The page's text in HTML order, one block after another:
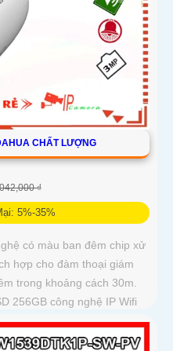
CHẤT LƯỢNG
₫
5%-35%
có màu ban đêm chip xử
hợp cho đàm thoại giám
trong khoảng cách 30m.
256GB công nghệ IP Wifi